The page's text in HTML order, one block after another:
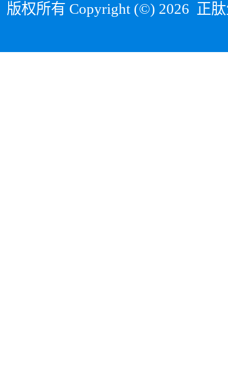
版权所有 Copyright (©) 2026 正